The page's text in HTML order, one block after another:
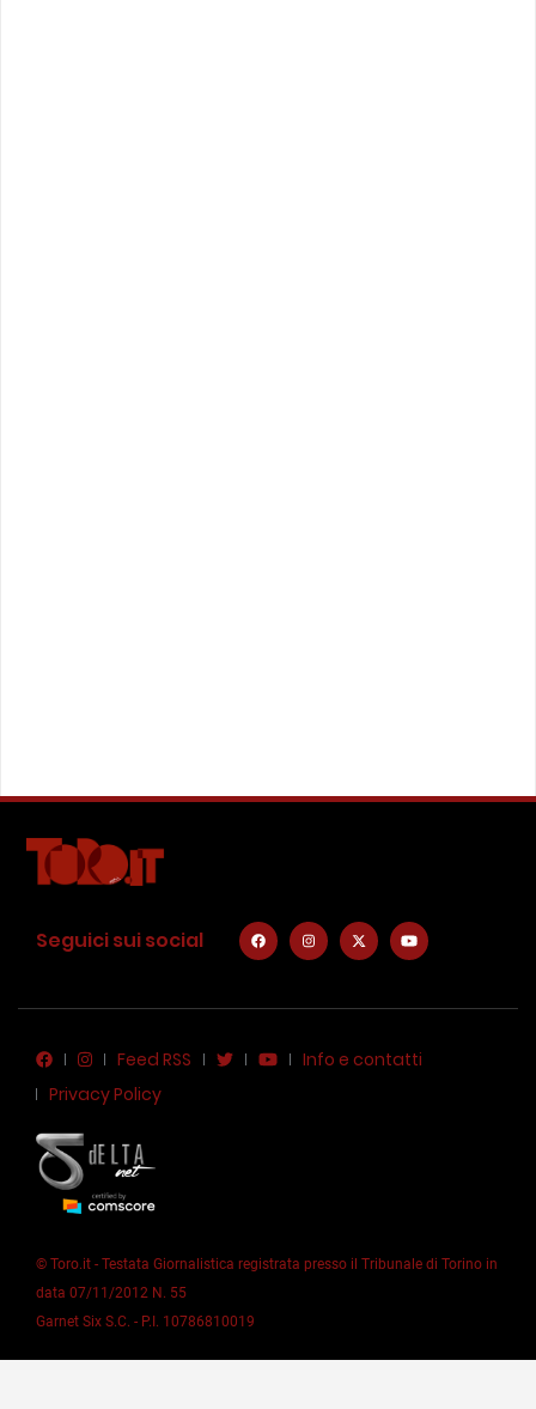
Seguici sui social
Feed RSS
Info e contatti
Privacy Policy
© Toro.it - Testata Giornalistica registrata presso il Tribunale di Torino in
data 07/11/2012 N. 55
Garnet Six S.C. - P.I. 10786810019